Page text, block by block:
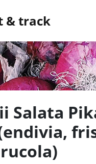
& track
Salata